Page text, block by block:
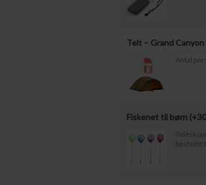
Telt – Grand Canyon
Antal
Fiskenet til børn (+
bestemt